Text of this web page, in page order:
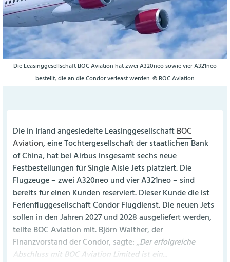
Die Leasinggesellschaft BOC Aviation hat zwei A320neo sowie vier A321neo
bestellt, die an die Condor verleast werden. © BOC Aviation
Die in Irland angesiedelte Leasinggesellschaft BOC
Aviation, eine Tochtergesellschaft der staatlichen Bank
of China, hat bei Airbus insgesamt sechs neue
Festbestellungen für Single Aisle Jets platziert. Die
Flugzeuge – zwei A320neo und vier A321neo – sind
bereits für einen Kunden reserviert. Dieser Kunde die ist
Ferienfluggesellschaft Condor Flugdienst. Die neuen Jets
sollen in den Jahren 2027 und 2028 ausgeliefert werden,
teilte BOC Aviation mit. Björn Walther, der
Finanzvorstand der Condor, sagte:„Der erfolgreiche
Abschluss mit BOC Aviation Limited ist ein...